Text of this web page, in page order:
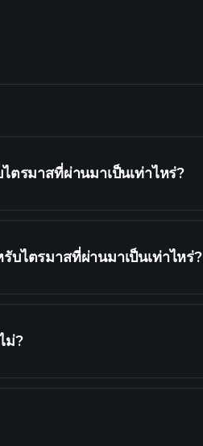
ตรมาสที่ผ่านมาเป็นเท่าไหร่?
บไตรมาสที่ผ่านมาเป็นเท่าไหร่?
ม่?